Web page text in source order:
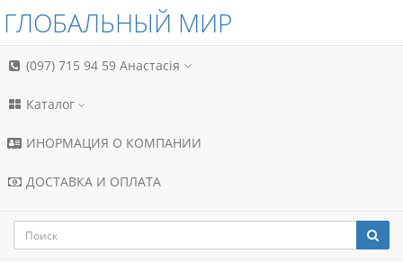
ГЛОБАЛЬНЫЙ МИР
(097) 715 94 59 Анастасія
Каталог
ИНОРМАЦИЯ О КОМПАНИИ
ДОСТАВКА И ОПЛАТА